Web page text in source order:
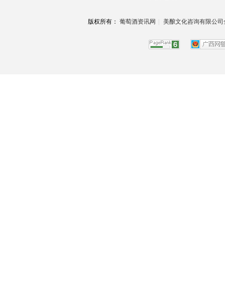
版权所有： 葡萄酒资讯网 美酿文化咨询有限公司